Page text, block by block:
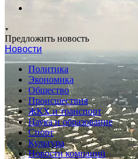
Предложить новость
Новости
Политика
Экономика
Общество
Происшествия
ЖКХ и транспорт
Наука и образование
Спорт
Культура
Новости компаний